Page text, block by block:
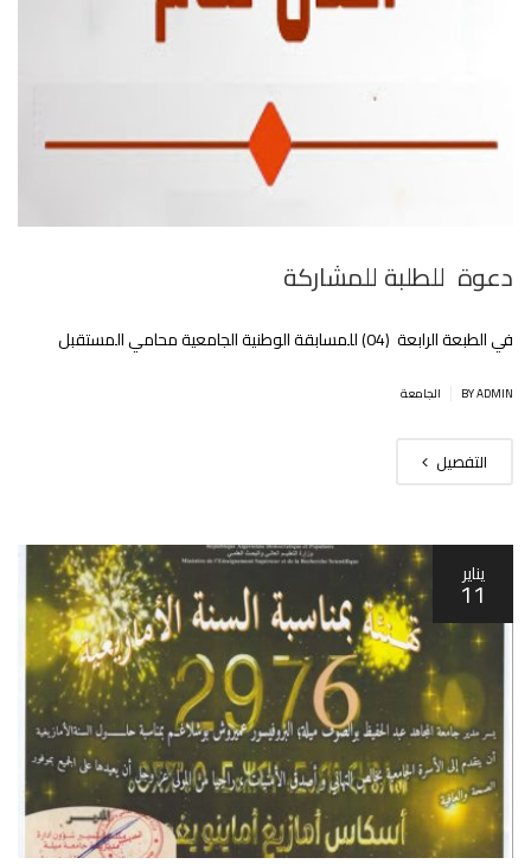
دعوة للطلبة للمشاركة
في الطبعة الرابعة (04) للمسابقة الوطنية الجامعية محامي المستقبل
BY ADMIN الجامعة
التفصيل
يناير
11